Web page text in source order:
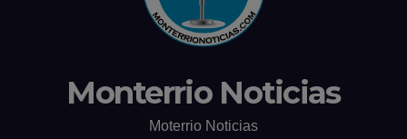
Monterrio Noticias
Moterrio Noticias